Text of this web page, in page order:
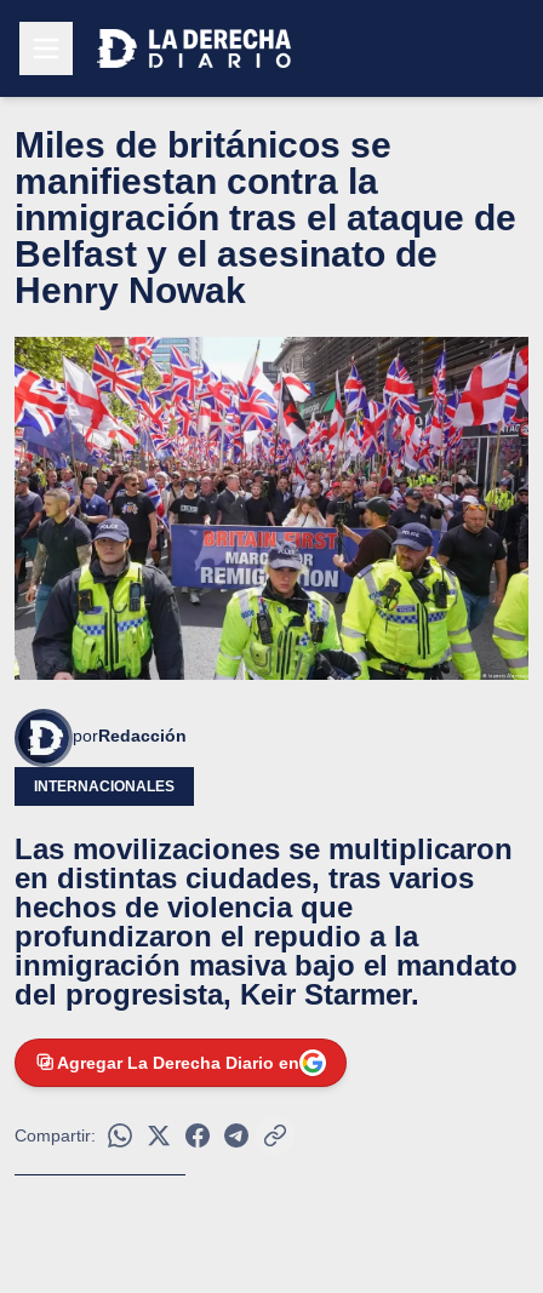
Miles de británicos se
manifiestan contra la
inmigración tras el ataque de
Belfast y el asesinato de
Henry Nowak
porRedacción
INTERNACIONALES
Las movilizaciones se multiplicaron
en distintas ciudades, tras varios
hechos de violencia que
profundizaron el repudio a la
inmigración masiva bajo el mandato
del progresista, Keir Starmer.
Agregar La Derecha Diario en
Compartir: